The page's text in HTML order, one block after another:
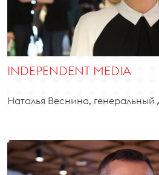
INDEPENDENT MEDIA
Наталья Веснина,